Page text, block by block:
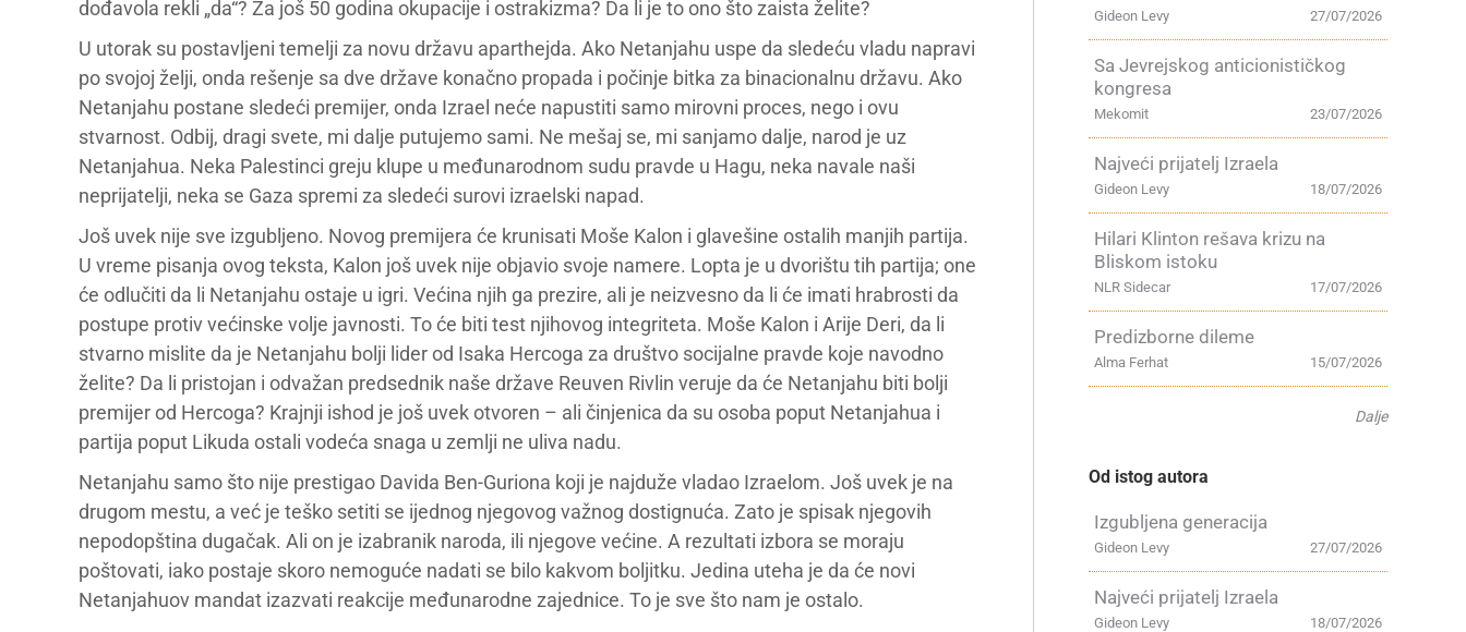
dođavola rekli „da“? Za još 50 godina okupacije i ostrakizma? Da li je to ono što zaista želite?
U utorak su postavljeni temelji za novu državu aparthejda. Ako Netanjahu uspe da sledeću vladu napravi
po svojoj želji, onda rešenje sa dve države konačno propada i počinje bitka za binacionalnu državu. Ako
Netanjahu postane sledeći premijer, onda Izrael neće napustiti samo mirovni proces, nego i ovu
stvarnost. Odbij, dragi svete, mi dalje putujemo sami. Ne mešaj se, mi sanjamo dalje, narod je uz
Netanjahua. Neka Palestinci greju klupe u međunarodnom sudu pravde u Hagu, neka navale naši
neprijatelji, neka se Gaza spremi za sledeći surovi izraelski napad.
Još uvek nije sve izgubljeno. Novog premijera će krunisati Moše Kalon i glavešine ostalih manjih partija.
U vreme pisanja ovog teksta, Kalon još uvek nije objavio svoje namere. Lopta je u dvorištu tih partija; one
će odlučiti da li Netanjahu ostaje u igri. Većina njih ga prezire, ali je neizvesno da li će imati hrabrosti da
postupe protiv većinske volje javnosti. To će biti test njihovog integriteta. Moše Kalon i Arije Deri, da li
stvarno mislite da je Netanjahu bolji lider od Isaka Hercoga za društvo socijalne pravde koje navodno
želite? Da li pristojan i odvažan predsednik naše države Reuven Rivlin veruje da će Netanjahu biti bolji
premijer od Hercoga? Krajnji ishod je još uvek otvoren – ali činjenica da su osoba poput Netanjahua i
partija poput Likuda ostali vodeća snaga u zemlji ne uliva nadu.
Netanjahu samo što nije prestigao Davida Ben-Guriona koji je najduže vladao Izraelom. Još uvek je na
drugom mestu, a već je teško setiti se ijednog njegovog važnog dostignuća. Zato je spisak njegovih
nepodopština dugačak. Ali on je izabranik naroda, ili njegove većine. A rezultati izbora se moraju
poštovati, iako postaje skoro nemoguće nadati se bilo kakvom boljitku. Jedina uteha je da će novi
Netanjahuov mandat izazvati reakcije međunarodne zajednice. To je sve što nam je ostalo.
27/07/2026
Gideon Levy
Sa Jevrejskog anticionističkog
kongresa
23/07/2026
Mekomit
Najveći prijatelj Izraela
18/07/2026
Gideon Levy
Hilari Klinton rešava krizu na
Bliskom istoku
17/07/2026
NLR Sidecar
Predizborne dileme
15/07/2026
Alma Ferhat
Dalje
Od istog autora
Izgubljena generacija
27/07/2026
Gideon Levy
Najveći prijatelj Izraela
18/07/2026
Gideon Levy